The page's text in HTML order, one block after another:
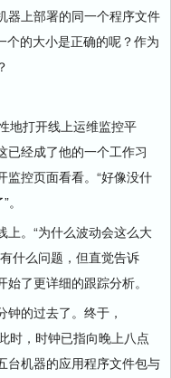
器上部署的同一个程序文件
个的大小是正确的呢？作为
打开线上运维监控平
已经成了他的一个工作习
监控页面看看。“好像没什
。“为什么波动会这么大
什么问题，但直觉告诉
了更详细的跟踪分析。
的过去了。终于，
时，时钟已指向晚上八点
台机器的应用程序文件包与